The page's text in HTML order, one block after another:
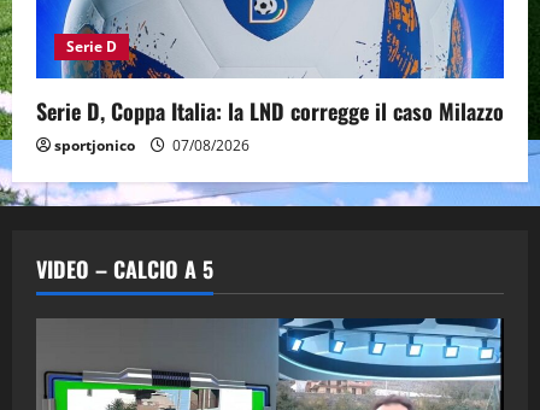
Serie D
Serie D, Coppa Italia: la LND corregge il caso Milazzo
sportjonico 07/08/2026
VIDEO – CALCIO A 5